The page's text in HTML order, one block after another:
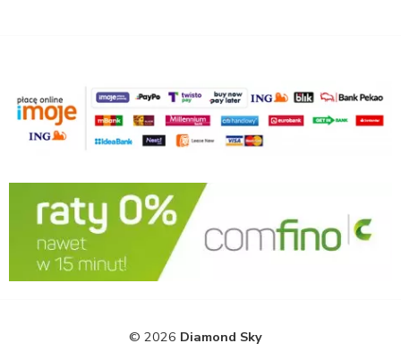
© 2026 Diamond Sky